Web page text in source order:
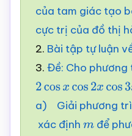
của tam giác tạo
cực trị của đồ thị
2. Bài tập tự luận
3. Đề: Cho phương
2cosxcos2 xcos3x
a) Giải phương
xác định mđể